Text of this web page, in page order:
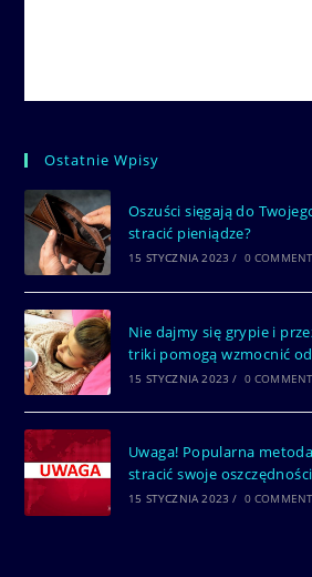
Ostatnie Wpisy
Oszuści sięgają do
stracić pieniądze?
15 STYCZNIA 2023 / 0
Nie dajmy się grypie i
triki pomogą wzmocnić
15 STYCZNIA 2023 / 0
Uwaga! Popularna
stracić swoje
15 STYCZNIA 2023 / 0